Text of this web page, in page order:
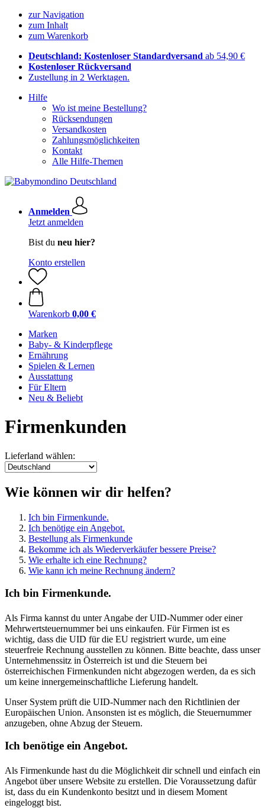
zur Navigation
zum Inhalt
zum Warenkorb
Deutschland: Kostenloser Standardversand ab 54,90 €
Kostenloser Rückversand
Zustellung in 2 Werktagen.
Hilfe
Wo ist meine Bestellung?
Rücksendungen
Versandkosten
Zahlungsmöglichkeiten
Kontakt
Alle Hilfe-Themen
Anmelden
Jetzt anmelden
Bist du neu hier?
Konto erstellen
Warenkorb 0,00 €
Marken
Baby- & Kinderpflege
Ernährung
Spielen & Lernen
Ausstattung
Für Eltern
Neu & Beliebt
Firmenkunden
Lieferland wählen:
Wie können wir dir helfen?
Ich bin Firmenkunde.
Ich benötige ein Angebot.
Bestellung als Firmenkunde
Bekomme ich als Wiederverkäufer bessere Preise?
Wie erhalte ich eine Rechnung?
Wie kann ich meine Rechnung ändern?
Ich bin Firmenkunde.
Als Firma kannst du unter Angabe der UID-Nummer oder einer
Mehrwertsteuernummer bei uns einkaufen. Für Firmen ist es
wichtig, dass die UID für die EU registriert wurde, um eine
steuerfreie Rechnung ausstellen zu können. Bitte beachte, dass unser
Unternehmenssitz in Österreich ist und die Steuern bei
österreichischen Firmenkunden nicht abgezogen werden, da es sich
um keine innergemeinschaftliche Lieferung handelt.
Unser System prüft die UID-Nummer nach den Richtlinien der
Europäischen Union. Ansonsten ist es möglich, die Steuernummer
anzugeben, ohne Abzug der Steuern.
Ich benötige ein Angebot.
Als Firmenkunde hast du die Möglichkeit dir schnell und einfach ein
Angebot über unsere Website zu erstellen. Die Voraussetzung dafür
ist, dass du ein Kundenkonto besitzt und in diesem Moment
eingeloggt bist.